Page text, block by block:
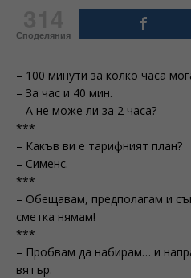
Споделяния
– 100 минути за колко часа
– За час и 40 мин.
– А не може ли за 2 часа?
***
– Какъв ви е тарифният план?
– Сименс.
***
– Oбещавам, предполагам и
сметка нямам!
***
– Пробвам да набирам… и
вятър.